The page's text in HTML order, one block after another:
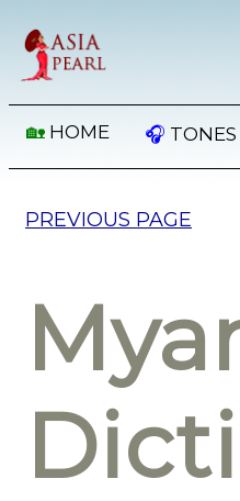
🏡 HOME 🎧 TONES
PREVIOUS PAGE